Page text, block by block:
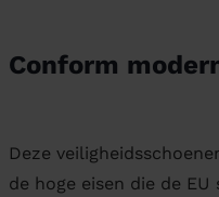
Conform
Deze
de hoge eisen die de